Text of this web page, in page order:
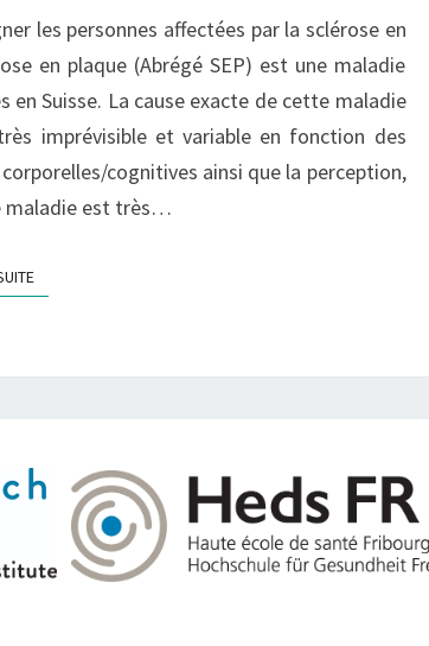
les personnes affectées par la sclérose en
en plaque (Abrégé SEP) est une maladie
en Suisse. La cause exacte de cette maladie
imprévisible et variable en fonction des
cognitives ainsi que la perception,
maladie est très…